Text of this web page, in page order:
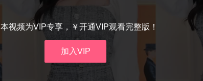
本视频为VIP专享，￥开通VIP观看完整版！
加入VIP